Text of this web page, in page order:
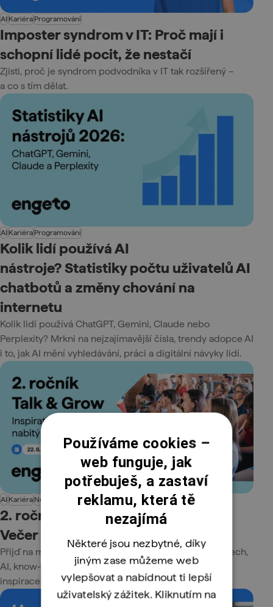
AI Kariéra Programování
Imposter syndrom v IT: Proč mají i
schopní lidé pocit, že nestačí
Zjisti, proč je syndrom podvodníka v IT tak rozšířený –
a co s tím dělat.
AI Kariéra Programování
Kolik lidí používá AI
nástroje? Statistiky počtu uživatelů AI
chatbotů a změny chování na
internetu
Kolik lidí používá ChatGPT, Gemini, Claude nebo
Perplexity? Mrkni na nejzajímavější čísla, trendy adopce AI
i to, jak AI mění vyhledávání, práci a digitální návyky lidí.
AI Kariéra Novinky ProgramováníZ firem
2. ročník Talk & Grow míří do Brna.
Večer o AI, datech a lidech z praxe
Přijď na meet-up Talk & Grow. Čekají tě diskuze o datech,
AI, know-how z první ruky, tipy z praxe a hromada
inspirace!
Používáme cookies –
web funguje, jak
potřebuješ, a zastaví
reklamu, která tě
nezajímá
Některé jsou nezbytné, díky
jiným zase můžeme web
vylepšovat a nabídnout ti lepší
uživatelský zážitek. Kliknutím na